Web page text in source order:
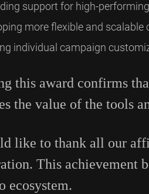
support for high-
more flexible and
individual campaign
this award confirms
the value of the tools
like to thank all our
This achievement
ecosystem.